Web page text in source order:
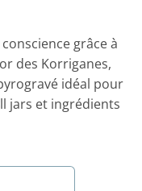
grâce à
des Korriganes,
idéal pour
jars et ingrédients